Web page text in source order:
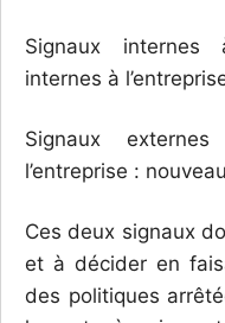
Signaux internes
internes à
Signaux
l’entreprise :
Ces deux signaux
et à décider en
des politiques